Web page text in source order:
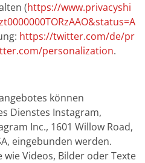
(https://www.privacyshi
https://twitter.com/de/pr
personalization.
können
Dienstes Instagram,
Inc., 1601 Willow Road,
eingebunden werden.
Videos, Bilder oder Texte